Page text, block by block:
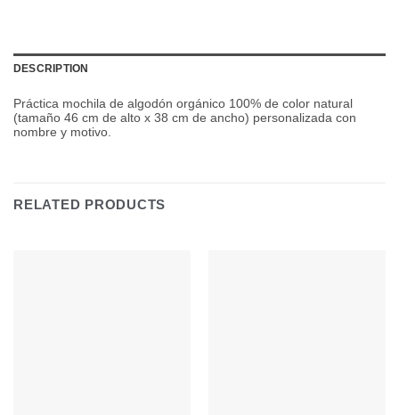
DESCRIPTION
Práctica mochila de algodón orgánico 100% de color natural
(tamaño 46 cm de alto x 38 cm de ancho) personalizada con
nombre y motivo.
RELATED PRODUCTS